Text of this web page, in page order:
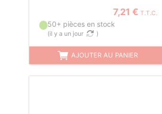
7,21 € T.T.C.
50+ pièces en stock
(il y a un jour )
AJOUTER AU PANIER